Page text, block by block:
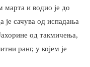
марта и водио је до
је сачува од испадања
од такмичења,
ранг, у којем је